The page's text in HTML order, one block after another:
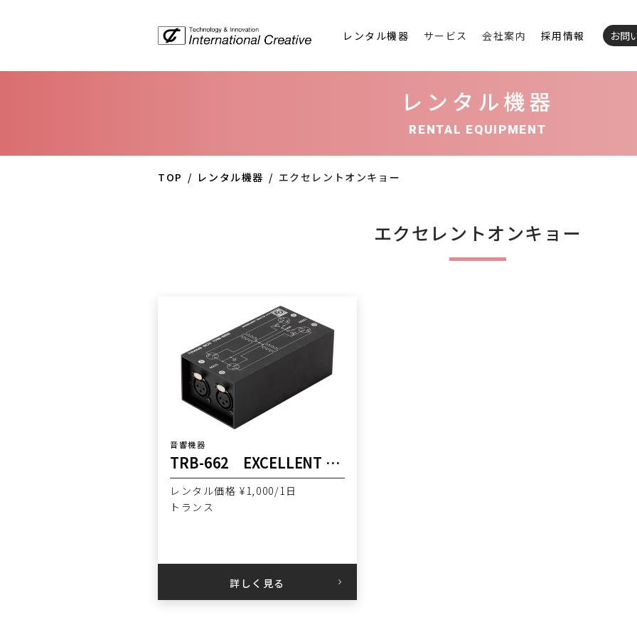
レンタル機器 サービス 会社案内 採用情報 お問
レンタル機器
RENTAL EQUIPMENT
TOP レンタル機器 エクセレントオンキョー
エクセレントオンキョー
音響機器
TRB-662 EXCELLENT ONKYO
レンタル価格 ¥1,000/1日
トランス
詳しく見る